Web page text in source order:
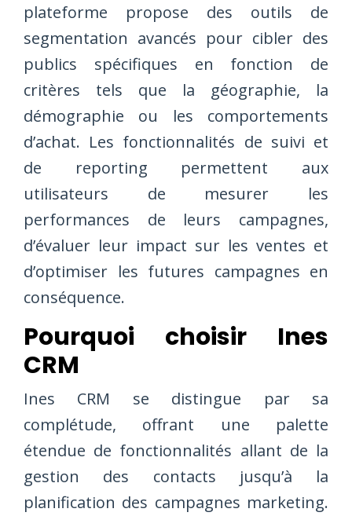
plateforme propose des outils de
segmentation avancés pour cibler des
publics spécifiques en fonction de
critères tels que la géographie, la
démographie ou les comportements
d’achat. Les fonctionnalités de suivi et
de reporting permettent aux
utilisateurs de mesurer les
performances de leurs campagnes,
d’évaluer leur impact sur les ventes et
d’optimiser les futures campagnes en
conséquence.
Pourquoi choisir Ines
CRM
Ines CRM se distingue par sa
complétude, offrant une palette
étendue de fonctionnalités allant de la
gestion des contacts jusqu’à la
planification des campagnes marketing.